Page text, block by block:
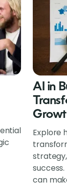
AI in
Explore
can